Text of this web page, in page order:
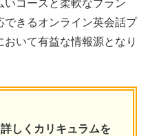
コースと柔軟なプラン
できるオンライン英会話プ
いて有益な情報源となり
詳しくカリキュラムを